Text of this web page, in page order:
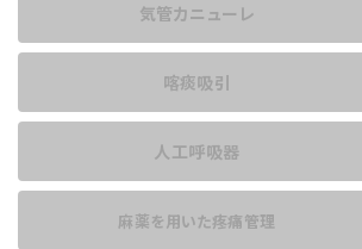
気管カニューレ
喀痰吸引
人工呼吸器
麻薬を用いた疼痛管理